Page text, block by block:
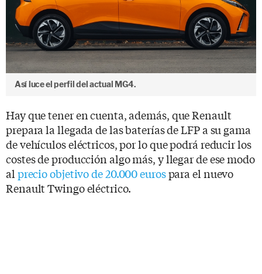
Así luce el perfil del actual MG4.
Hay que tener en cuenta, además, que Renault
prepara la llegada de las baterías de LFP a su gama
de vehículos eléctricos, por lo que podrá reducir los
costes de producción algo más, y llegar de ese modo
al precio objetivo de 20.000 eurospara el nuevo
Renault Twingo eléctrico.